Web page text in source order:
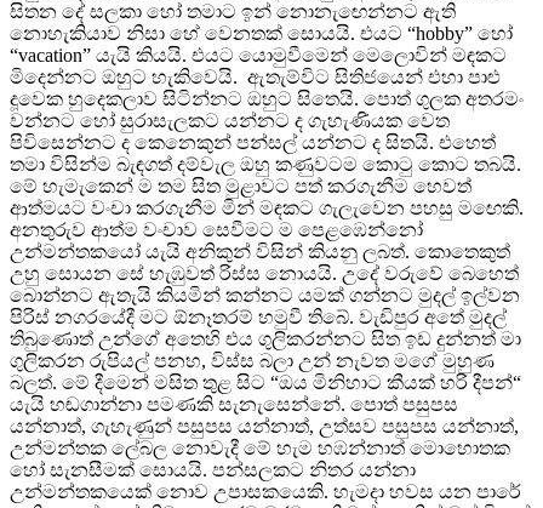
සිතන දේ සලකා හෝ තමාට ඉන් නොනැ‍ඟෙන්නට ඇති
නොහැකියාව නිසා හේ වෙනතක් සොයයි. එයට “hobby” හෝ
“vacation” යැයි කියයි. එයට යොමුවීමෙන් මෙලොවින් මඳකට
මිදෙන්නට ඔහුට හැකිවෙයි. ඇතැම්විට සිතිජයෙන් එහා පාළු
දූවෙක හුදෙකලාව සිටින්නට ඔහුට සිතෙයි. පොත් ගුලක අතරමං
වන්නට හෝ සුරාසැලකට යන්නට ද ගැහැණියක වෙත
පිවිසෙන්නට ද කෙනෙකුන් පන්සල් යන්නට ද සිතයි. එහෙත්
තමා විසින්ම බැඳගත් දම්වැල ඔහු කණුවටම කොටු කොට තබයි.
මේ හැමැකෙන් ම තම සිත මුළාවට පත් කරගැනීම හෙවත්
ආත්මයට වංචා කරගැනීම මින් මඳකට ගැලැවෙන පහසු මඟෙකි.
අනතුරුව ආත්ම වංචාව සෙවීමට ම පෙළඹෙන්නෝ
උන්මන්තකයෝ යැයි අනිකුන් විසින් කියනු ලබත්. කොතෙකුත්
උහු සොයන සේ හැඹුවත් රිස්ස නොයයි. උදේ වරුවේ බෙහෙත්
බොන්නට ඇතැයි කියමින් කන්නට යමක් ගන්නට මුදල් ඉල්වන
පිරිස් නගරයේදී මට ඕනෑතරම් හමුවී තිබේ. වැඩිපුර අතේ මුදල්
තිබුණොත් උන්ගේ අතෙහි එය ගුලිකරන්නට සිත ඉඩ දුන්නත් මා
ගුලිකරන රුපියල් පනහ, විස්ස බලා උන් නැවත මගේ මුහුණ
බලත්. මේ දීමෙන් මසිත තුළ සිට “ඔය මිනිහාට කීයක් හරි දීපන්“
යැයි හඬගාන්නා පමණකි සැනැසෙන්නේ. පොත් පසුපස
යන්නාත්, ගැහැණුන් පසුපස යන්නාත්, උත්සව පසුපස යන්නාත්,
උන්මන්තක ලේබල නොවැදී මේ හැම හඹන්නාත් මොහොතක
හෝ සැනසීමක් සොයයි. පන්සලකට නිතර යන්නා
උන්මන්තකයෙක් නොව උපාසකයෙකි. හැමදා හවස යන පාරේ